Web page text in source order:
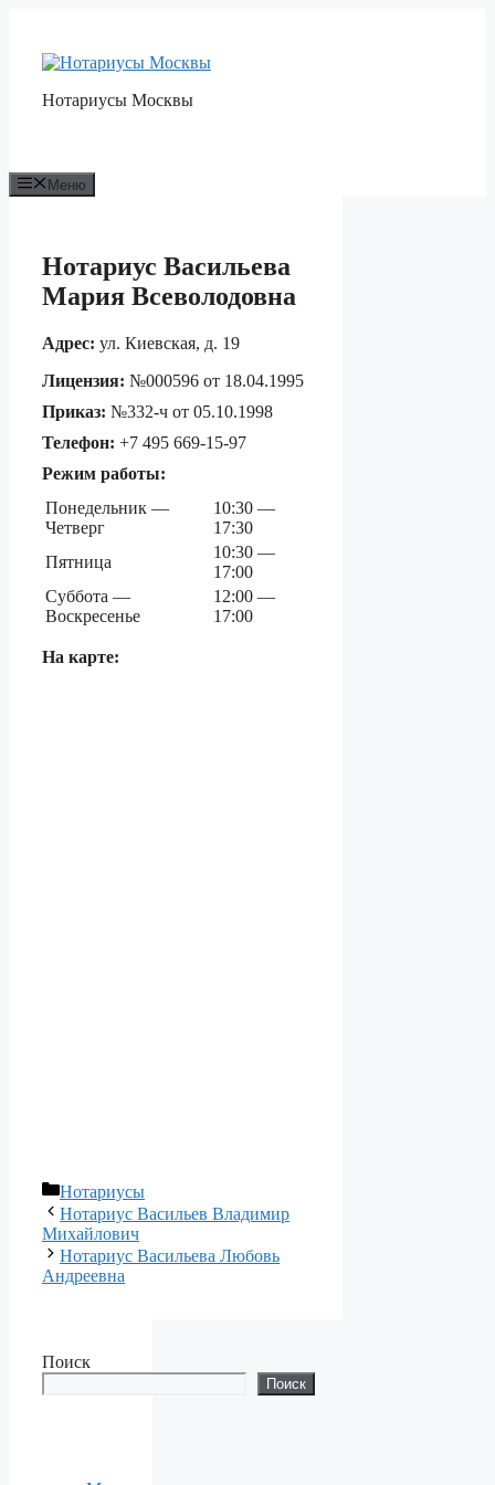
содержимому
Нотариусы Москвы
Меню
Нотариус Васильева
Мария Всеволодовна
Адрес: ул. Киевская, д. 19
Лицензия: №000596 от 18.04.1995
Приказ: №332-ч от 05.10.1998
Телефон: +7 495 669-15-97
Режим работы:
Понедельник —
Четверг
10:30 —
17:30
Пятница
10:30 —
17:00
Суббота —
Воскресенье
12:00 —
17:00
На карте:
Рубрики
Нотариусы
Нотариус Васильев Владимир
Михайлович
Нотариус Васильева Любовь
Андреевна
Поиск
Поиск